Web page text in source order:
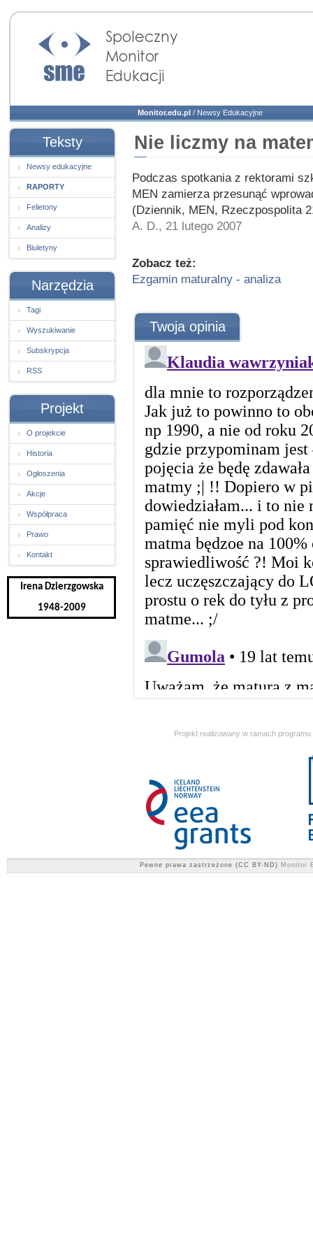
Społeczny Monitor
Edukacji
Monitor.edu.pl / Newsy Edukacyjne
Teksty
Newsy edukacyjne
RAPORTY
Felietony
Analizy
Biuletyny
Narzędzia
Tagi
Wyszukiwanie
Subskrypcja
RSS
Projekt
O projekcie
Historia
Ogłoszenia
Akcje
Współpraca
Prawo
Kontakt
Irena Dzierzgowska
1948-2009
Nie liczmy na
Podczas spotkania z rektorami
MEN zamierza przesunąć
(Dziennik, MEN, Rzeczpospolita
A. D., 21 lutego 2007
Zobacz też:
Ezgamin maturalny - analiza
Twoja opinia
Projekt realizowany w ramach
Pewne prawa zastrzeżone (CC BY-ND) Monitor